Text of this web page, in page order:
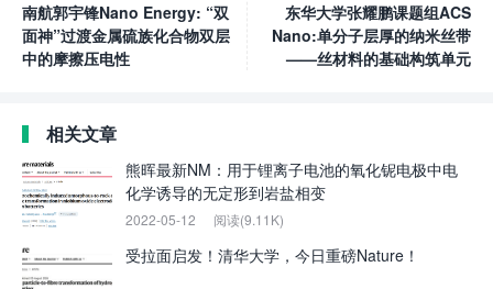
南航郭宇锋Nano Energy: “双
面神”过渡金属硫族化合物双层
中的摩擦压电性
东华大学张耀鹏课题组ACS
Nano:单分子层厚的纳米丝带
——丝材料的基础构筑单元
相关文章
熊晖最新NM：用于锂离子电池的氧化铌电极中电
化学诱导的无定形到岩盐相变
2022-05-12 阅读(9.11K)
受拉面启发！清华大学，今日重磅Nature！